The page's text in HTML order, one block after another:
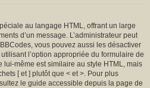
au langage HTML, offrant un large
d’un message. L’administrateur peut
vous pouvez aussi les désactiver
l’option appropriée du formulaire de
même est similaire au style HTML, mais
[ et ] plutôt que < et >. Pour plus
le guide accessible depuis la page de